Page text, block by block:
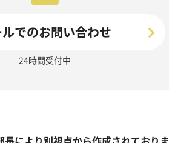
ルでのお問い合わせ
24時間受付中